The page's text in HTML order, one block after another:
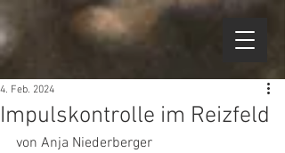
Impulskontrolle im Reizfeld
4. Feb. 2024
von Anja Niederberger